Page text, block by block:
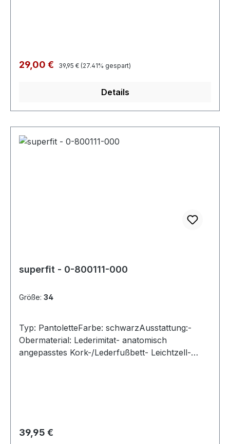
Verkaufspreis:
29,00 € Regulärer Preis:
39,95 € (27.41% gespart)
Details
superfit - 0-800111-000
Größe: 34
Typ: PantoletteFarbe: schwarzAusstattung:-
Obermaterial: Lederimitat- anatomisch
angepasstes Kork-/Lederfußbett- Leichtzell-
Regulärer Preis:
39,95 €